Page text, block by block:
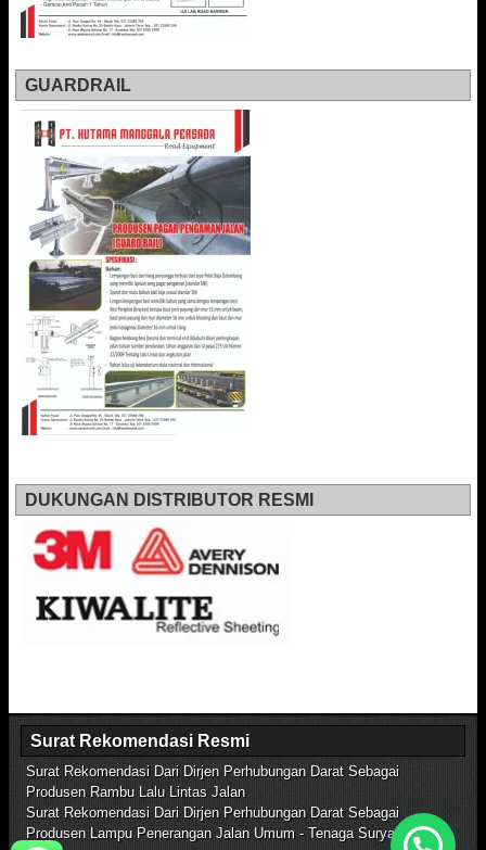
GUARDRAIL
DUKUNGAN DISTRIBUTOR RESMI
Surat Rekomendasi Resmi
Surat Rekomendasi Dari Dirjen Perhubungan Darat Sebagai
Produsen Rambu Lalu Lintas Jalan
Surat Rekomendasi Dari Dirjen Perhubungan Darat Sebagai
Produsen Lampu Penerangan Jalan Umum - Tenaga Surya